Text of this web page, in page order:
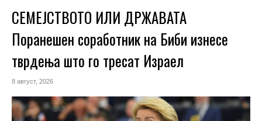
СЕМЕЈСТВОТО ИЛИ ДРЖАВАТА
Поранешен соработник на Биби изнесе
тврдења што го тресат Израел
8 август, 2026